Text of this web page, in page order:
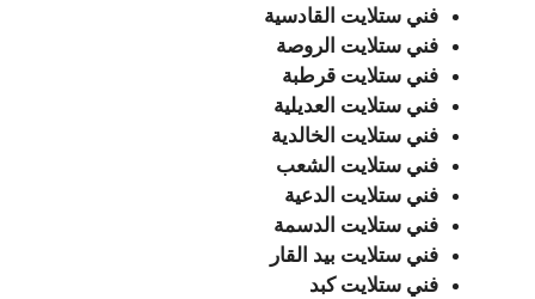
فني ستلايت القادسية
فني ستلايت الروصة
فني ستلايت قرطبة
فني ستلايت العديلية
فني ستلايت الخالدية
فني ستلايت الشعب
فني ستلايت الدعية
فني ستلايت الدسمة
فني ستلايت بيد القار
فني ستلايت كبد